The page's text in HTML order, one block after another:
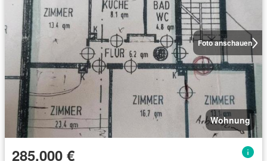
Foto anschauen
Wohnung
285.000 €